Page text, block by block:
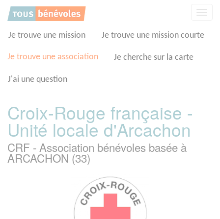
Je trouve une mission Je trouve une mission courte
Je trouve une association Je cherche sur la carte
J'ai une question
Croix-Rouge française -
Unité locale d'Arcachon
CRF - Association bénévoles basée à
ARCACHON (33)
Panneau de gestion des cookies